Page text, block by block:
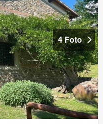
4 Foto